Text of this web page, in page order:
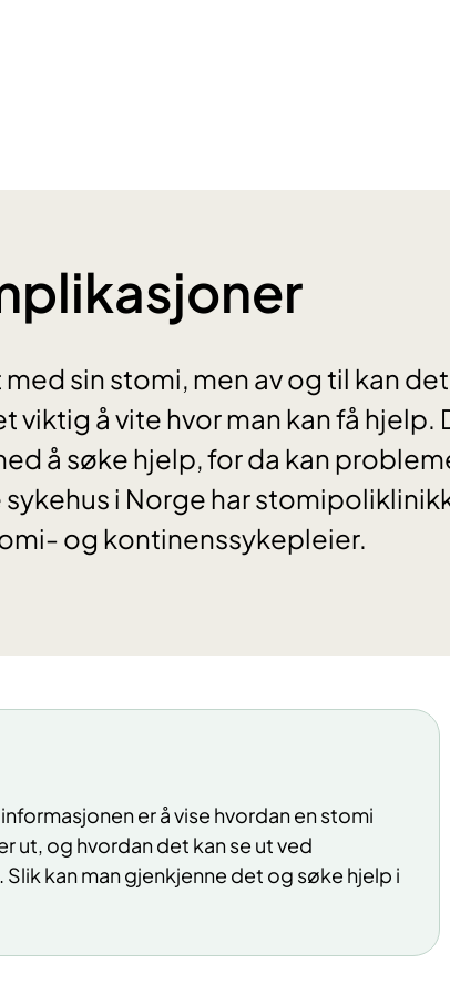
sin stomi, men av og til kan
viktig å vite hvor man kan få hjelp.
å søke hjelp, for da kan
i Norge har
og kontinenssykepleier.
er å vise hvordan en stomi
ut, og hvordan det kan se ut ved
kan man gjenkjenne det og søke hjelp i